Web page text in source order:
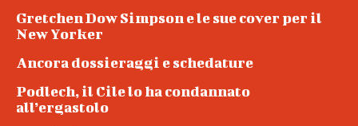
Gretchen Dow Simpson e le sue cover per il
New Yorker
Ancora dossieraggi e schedature
Podlech, il Cile lo ha condannato
all’ergastolo